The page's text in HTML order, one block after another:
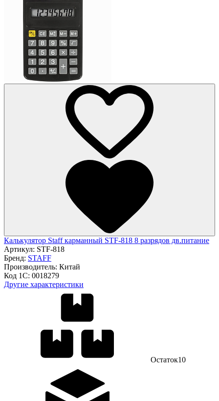
Калькулятор Staff карманный STF-818 8 разрядов дв.питание
Артикул: STF-818
Бренд: STAFF
Производитель: Китай
Код 1С: 0018279
Другие характеристики
Остаток10